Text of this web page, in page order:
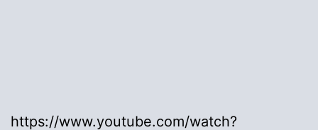
https://www.youtube.com/watch?